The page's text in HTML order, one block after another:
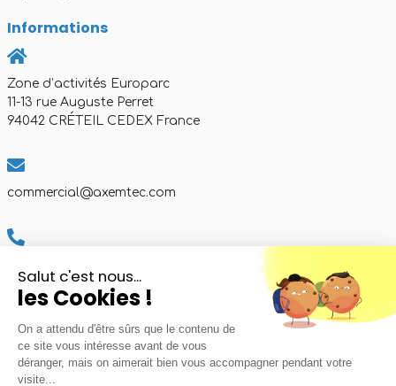
Informations
Zone d’activités Europarc
11-13 rue Auguste Perret
94042 CRÉTEIL CEDEX France
commercial@axemtec.com
Du Lundi au Vendredi
De 9h à 17h30
© 2025 AXEM
Salut c'est nous...
les Cookies !
On a attendu d'être sûrs que le contenu de
ce site vous intéresse avant de vous
déranger, mais on aimerait bien vous accompagner pendant votre
visite...